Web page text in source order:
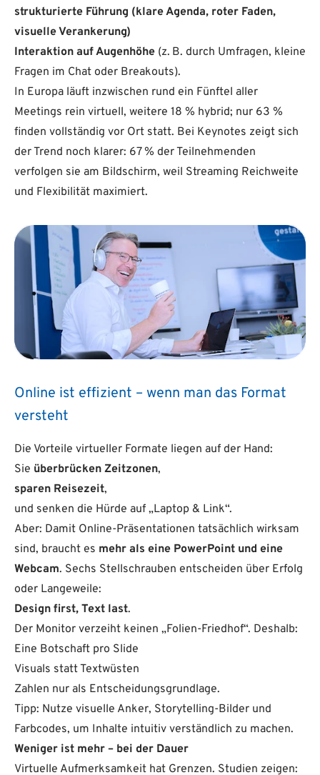
strukturierte Führung (klare Agenda, roter Faden,
visuelle Verankerung)
Interaktion auf Augenhöhe (z. B. durch Umfragen, kleine
Fragen im Chat oder Breakouts).
In Europa läuft inzwischen rund ein Fünftel aller
Meetings rein virtuell, weitere 18 % hybrid; nur 63 %
finden vollständig vor Ort statt. Bei Keynotes zeigt sich
der Trend noch klarer: 67 % der Teilnehmenden
verfolgen sie am Bildschirm, weil Streaming Reichweite
und Flexibilität maximiert.
Online ist effizient – wenn man das Format
versteht
Die Vorteile virtueller Formate liegen auf der Hand:
Sie überbrücken Zeitzonen,
sparen Reisezeit,
und senken die Hürde auf „Laptop & Link“.
Aber: Damit Online-Präsentationen tatsächlich wirksam
sind, braucht es mehr als eine PowerPoint und eine
Webcam. Sechs Stellschrauben entscheiden über Erfolg
oder Langeweile:
Design first, Text last.
Der Monitor verzeiht keinen „Folien-Friedhof“. Deshalb:
Eine Botschaft pro Slide
Visuals statt Textwüsten
Zahlen nur als Entscheidungsgrundlage.
Tipp: Nutze visuelle Anker, Storytelling-Bilder und
Farbcodes, um Inhalte intuitiv verständlich zu machen.
Weniger ist mehr – bei der Dauer
Virtuelle Aufmerksamkeit hat Grenzen. Studien zeigen: